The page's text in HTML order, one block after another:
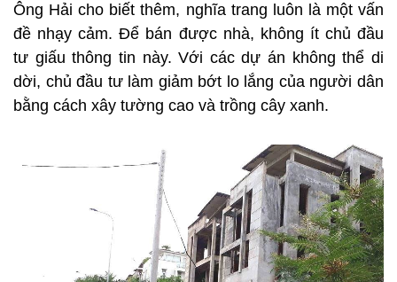
Ông Hải cho biết thêm, nghĩa trang luôn là một vấn
đề nhạy cảm. Để bán được nhà, không ít chủ đầu
tư giấu thông tin này. Với các dự án không thể di
dời, chủ đầu tư làm giảm bớt lo lắng của người dân
bằng cách xây tường cao và trồng cây xanh.